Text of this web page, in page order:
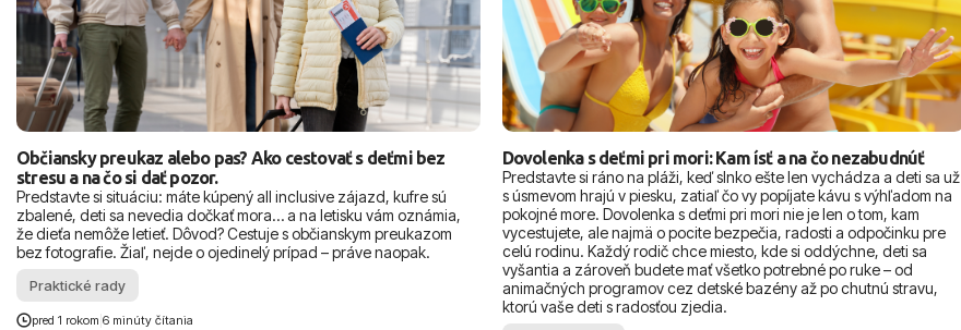
Občiansky preukaz alebo pas? Ako cestovať s deťmi bez
stresu a na čo si dať pozor.
Predstavte si situáciu: máte kúpený all inclusive zájazd, kufre sú
zbalené, deti sa nevedia dočkať mora… a na letisku vám oznámia,
že dieťa nemôže letieť. Dôvod? Cestuje s občianskym preukazom
bez fotografie. Žiaľ, nejde o ojedinelý prípad – práve naopak.
Praktické rady
pred 1 rokom 6 minúty čítania
Dovolenka s deťmi pri mori: Kam ísť a na čo nezabudnúť
Predstavte si ráno na pláži, keď slnko ešte len vychádza a deti sa už
s úsmevom hrajú v piesku, zatiaľ čo vy popíjate kávu s výhľadom na
pokojné more. Dovolenka s deťmi pri mori nie je len o tom, kam
vycestujete, ale najmä o pocite bezpečia, radosti a odpočinku pre
celú rodinu. Každý rodič chce miesto, kde si oddýchne, deti sa
vyšantia a zároveň budete mať všetko potrebné po ruke – od
animačných programov cez detské bazény až po chutnú stravu,
ktorú vaše deti s radosťou zjedia.